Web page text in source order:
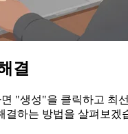
결
"생성"을 클릭하고 최
결하는 방법을 살펴보겠